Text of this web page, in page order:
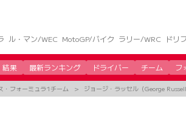
ル・マン/WEC MotoGP/バイク ラリー/WRC ドリ
結果 最新ランキング ドライバー チーム フ
・フォーミュラ1チーム ジョージ・ラッセル（George Russell